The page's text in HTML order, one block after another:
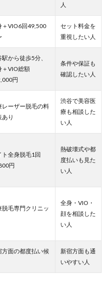
人
＋VIO6回49,500
セット料金を
重視したい人
から徒歩5分、
＋VIO総額
円
条件や保証も
確認したい人
レーザー脱毛の料
り
渋谷で美容医
療も相談した
い人
ト全身脱毛1回
円
熱破壊式や都
度払いも見た
い人
脱毛専門クリニッ
全身・VIO・
顔を相談した
い人
方面の都度払い候
新宿方面も通
いやすい人